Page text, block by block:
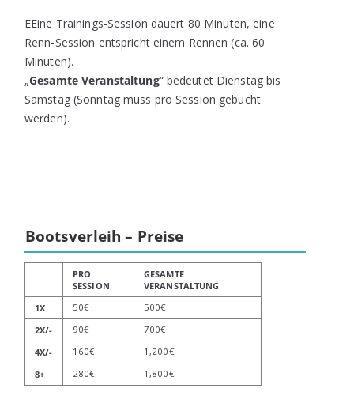
EEine Trainings-Session dauert 80 Minuten, eine
Renn-Session entspricht einem Rennen (ca. 60
Minuten).
„Gesamte Veranstaltung“ bedeutet Dienstag bis
Samstag (Sonntag muss pro Session gebucht
werden).
Bootsverleih – Preise
PRO
SESSION
GESAMTE
VERANSTALTUNG
1X
50€
500€
2X/-
90€
700€
4X/-
160€
1,200€
8+
280€ 1,800€